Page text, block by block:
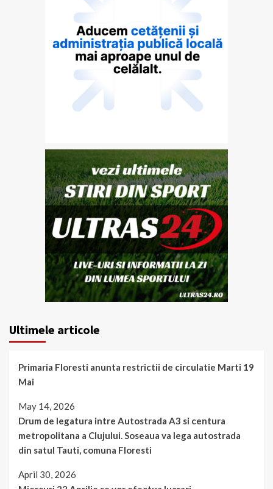
Ultimele articole
Primaria Floresti anunta restrictii de circulatie Marti 19
Mai
May 14, 2026
Drum de legatura intre Autostrada A3 si centura
metropolitana a Clujului. Soseaua va lega autostrada
din satul Tauti, comuna Floresti
April 30, 2026